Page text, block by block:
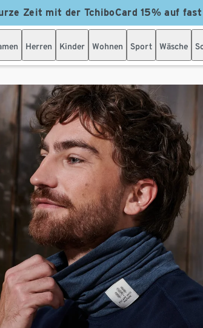
Zeit mit der TchiboCard 15% auf
Herren Kinder Wohnen Sport Wäsche